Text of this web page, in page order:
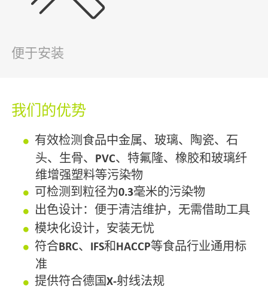
我们的优势
有效检测食品中金属、玻璃、陶瓷、石
头、生骨、PVC、特氟隆、橡胶和玻璃纤
维增强塑料
可检测到粒径为0.3毫米的污染物